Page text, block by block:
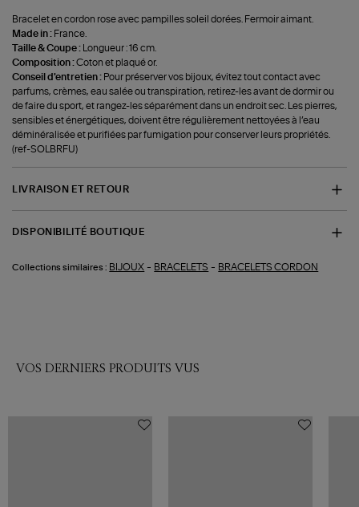
Bracelet en cordon rose avec pampilles soleil dorées. Fermoir aimant.
Made in : France.
Taille & Coupe :
Longueur : 16 cm.
Composition :Coton et plaqué or.
Conseil d'entretien : Pour préserver vos bijoux, évitez tout contact avec
parfums, crèmes, eau salée ou transpiration, retirez-les avant de dormir ou
de faire du sport, et rangez-les séparément dans un endroit sec. Les pierres,
sensibles et énergétiques, doivent être régulièrement nettoyées à l’eau
déminéralisée et purifiées par fumigation pour conserver leurs propriétés.
(ref-SOLBRFU)
LIVRAISON ET RETOUR
DISPONIBILITÉ BOUTIQUE
Collections similaires : BIJOUX - BRACELETS - BRACELETS CORDON
VOS DERNIERS PRODUITS VUS